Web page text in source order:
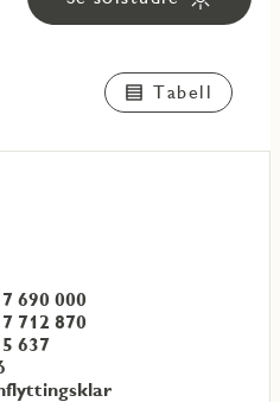
Tabell
690 000
712 870
637